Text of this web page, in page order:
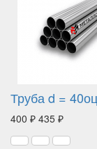
Труба d = 40оц
400 ₽ 435 ₽